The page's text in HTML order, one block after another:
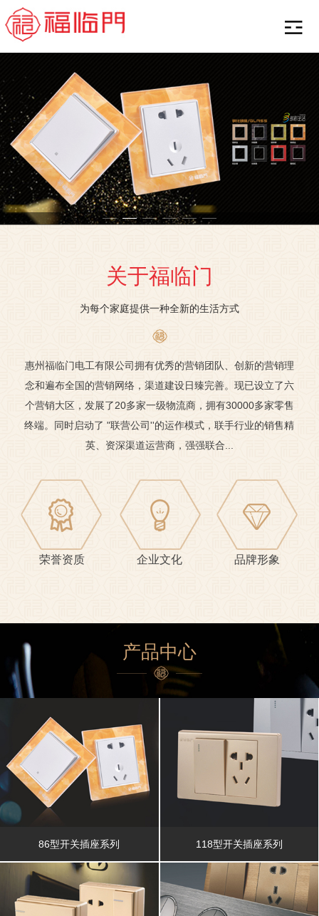
关于福临门
为每个家庭提供一种全新的生活方式
惠州福临门电工有限公司拥有优秀的营销团队、创新的营销理
念和遍布全国的营销网络，渠道建设日臻完善。现已设立了六
个营销大区，发展了20多家一级物流商，拥有30000多家零售
终端。同时启动了 "联营公司''的运作模式，联手行业的销售精
英、资深渠道运营商，强强联合...
荣誉资质 企业文化 品牌形象
产品中心
86型开关插座系列 118型开关插座系列